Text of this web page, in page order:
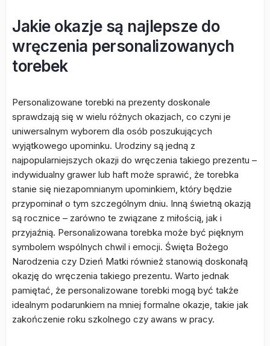
Jakie okazje są najlepsze do
wręczenia personalizowanych
torebek
Personalizowane torebki na prezenty doskonale
sprawdzają się w wielu różnych okazjach, co czyni je
uniwersalnym wyborem dla osób poszukujących
wyjątkowego upominku. Urodziny są jedną z
najpopularniejszych okazji do wręczenia takiego prezentu –
indywidualny grawer lub haft może sprawić, że torebka
stanie się niezapomnianym upominkiem, który będzie
przypominał o tym szczególnym dniu. Inną świetną okazją
są rocznice – zarówno te związane z miłością, jak i
przyjaźnią. Personalizowana torebka może być pięknym
symbolem wspólnych chwil i emocji. Święta Bożego
Narodzenia czy Dzień Matki również stanowią doskonałą
okazję do wręczenia takiego prezentu. Warto jednak
pamiętać, że personalizowane torebki mogą być także
idealnym podarunkiem na mniej formalne okazje, takie jak
zakończenie roku szkolnego czy awans w pracy.